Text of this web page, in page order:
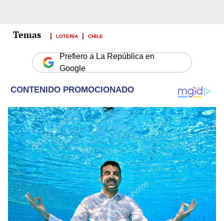
LOTERÍA CHILE
Prefiero a La República en
Google